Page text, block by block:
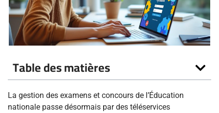
Table des matières
La gestion des examens et concours de l’Éducation
nationale passe désormais par des téléservices